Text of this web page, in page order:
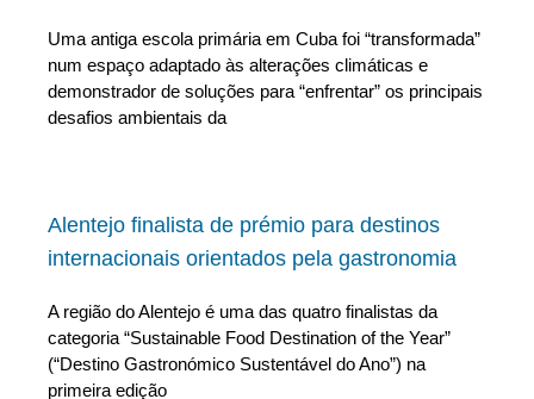
Uma antiga escola primária em Cuba foi “transformada”
num espaço adaptado às alterações climáticas e
demonstrador de soluções para “enfrentar” os principais
desafios ambientais da
Alentejo finalista de prémio para destinos
internacionais orientados pela gastronomia
A região do Alentejo é uma das quatro finalistas da
categoria “Sustainable Food Destination of the Year”
(“Destino Gastronómico Sustentável do Ano”) na
primeira edição